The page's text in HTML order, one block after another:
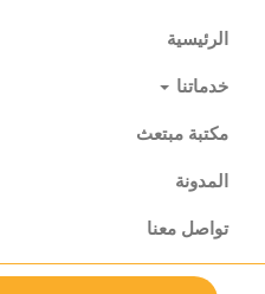
الرئيسية
خدماتنا
مكتبة مبتعث
المدونة
تواصل معنا